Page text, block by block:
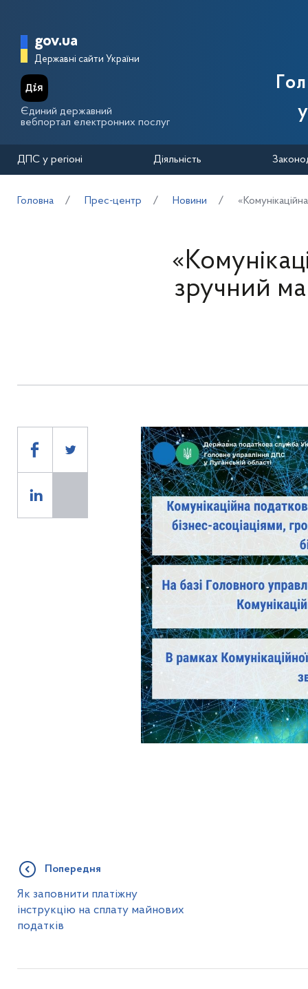
Головна сторінка Державної
gov.ua
Державні сайти України
Єдиний державний
вебпортал електронних послуг
ДПС у регіоні Діяльність
Головна Прес-центр Новини
зручний
Попередня
Як заповнити платіжну
інструкцію на сплату майнових
податків